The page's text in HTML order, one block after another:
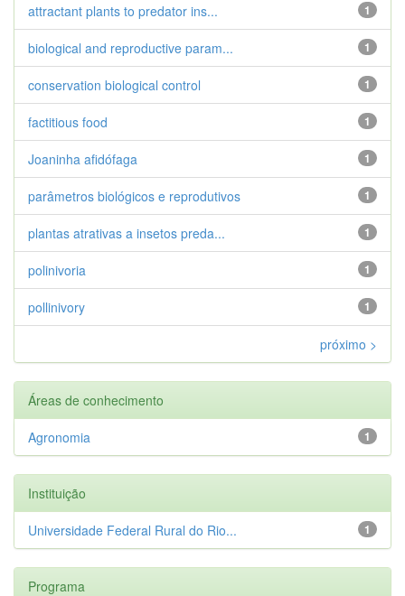
1
attractant plants to predator ins...
1
biological and reproductive param...
1
conservation biological control
1
factitious food
1
Joaninha afidófaga
1
parâmetros biológicos e reprodutivos
1
plantas atrativas a insetos preda...
1
polinivoria
1
pollinivory
próximo >
Áreas de conhecimento
1
Agronomia
Instituição
1
Universidade Federal Rural do Rio...
Programa